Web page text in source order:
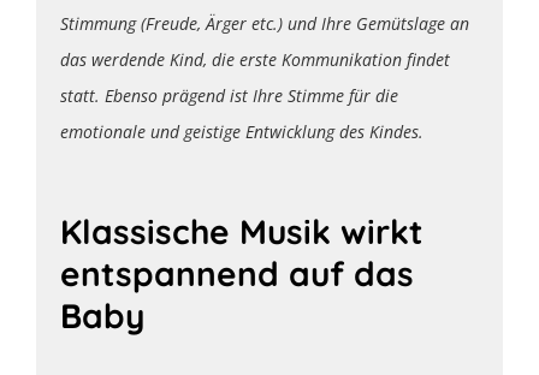
Stimmung (Freude, Ärger etc.) und Ihre Gemütslage an
das werdende Kind, die erste Kommunikation findet
statt. Ebenso prägend ist Ihre Stimme für die
emotionale und geistige Entwicklung des Kindes.
Klassische Musik wirkt
entspannend auf das
Baby